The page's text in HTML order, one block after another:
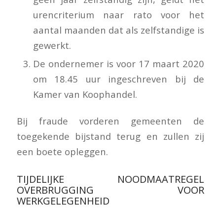
urencriterium naar rato voor het
aantal maanden dat als zelfstandige is
gewerkt.
De ondernemer is voor 17 maart 2020
om 18.45 uur ingeschreven bij de
Kamer van Koophandel.
Bij fraude vorderen gemeenten de
toegekende bijstand terug en zullen zij
een boete opleggen.
TIJDELIJKE NOODMAATREGEL
OVERBRUGGING VOOR
WERKGELEGENHEID